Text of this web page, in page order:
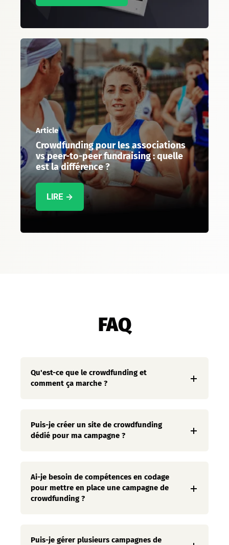
Article
Crowdfunding pour les associations
vs peer-to-peer fundraising : quelle
est la différence ?
LIRE →
FAQ
Qu'est-ce que le crowdfunding et
comment ça marche ?
Puis-je créer un site de crowdfunding
dédié pour ma campagne ?
Ai-je besoin de compétences en codage
pour mettre en place une campagne de
crowdfunding ?
Puis-je gérer plusieurs campagnes de